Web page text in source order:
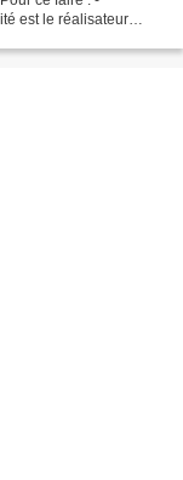
est le réalisateur